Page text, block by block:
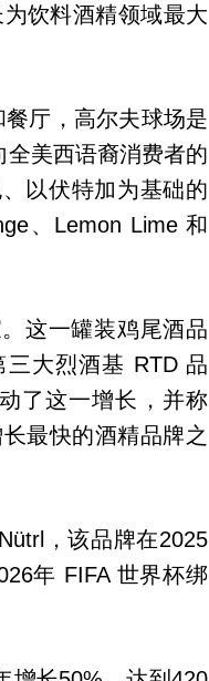
饮料酒精领域最大
厅，高尔夫球场是
美西语裔消费者的
以伏特加为基础的
、Lemon Lime 和
这一罐装鸡尾酒品
大烈酒基 RTD 品
了这一增长，并称
最快的酒精品牌之
，该品牌在2025
年 FIFA 世界杯绑